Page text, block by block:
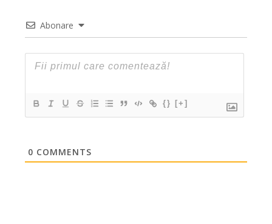
Abonare
{} [+]
0 COMMENTS